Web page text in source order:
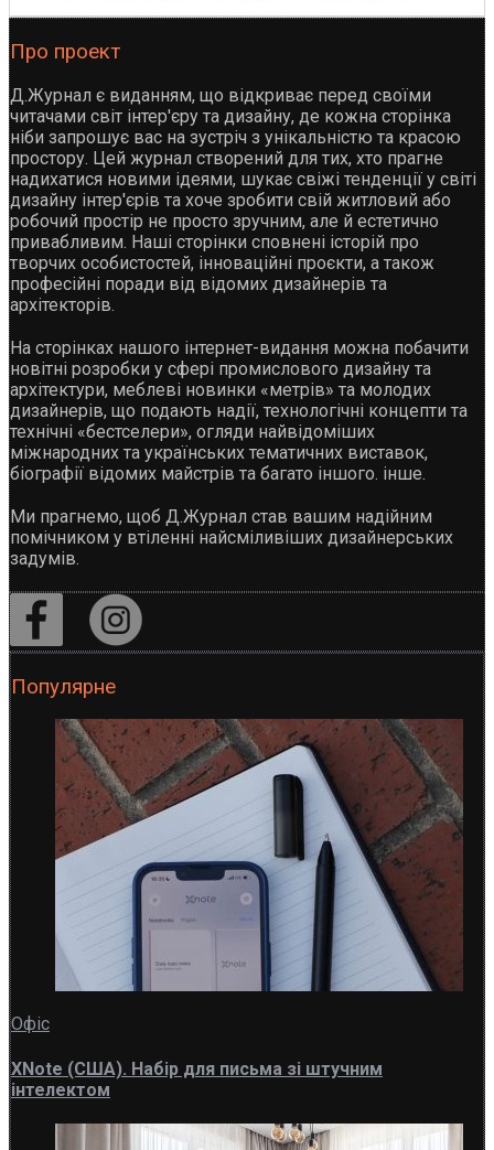
Про проект
Д.Журнал є виданням, що відкриває перед своїми
читачами світ інтер'єру та дизайну, де кожна сторінка
ніби запрошує вас на зустріч з унікальністю та красою
простору. Цей журнал створений для тих, хто прагне
надихатися новими ідеями, шукає свіжі тенденції у світі
дизайну інтер'єрів та хоче зробити свій житловий або
робочий простір не просто зручним, але й естетично
привабливим. Наші сторінки сповнені історій про
творчих особистостей, інноваційні проєкти, а також
професійні поради від відомих дизайнерів та
архітекторів.
На сторінках нашого інтернет-видання можна побачити
новітні розробки у сфері промислового дизайну та
архітектури, меблеві новинки «метрів» та молодих
дизайнерів, що подають надії, технологічні концепти та
технічні «бестселери», огляди найвідоміших
міжнародних та українських тематичних виставок,
біографії відомих майстрів та багато іншого. інше.
Ми прагнемо, щоб Д.Журнал став вашим надійним
помічником у втіленні найсміливіших дизайнерських
задумів.
Популярне
Офіс
XNote (США). Набір для письма зі штучним
інтелектом